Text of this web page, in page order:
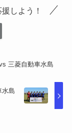
しよう！
三菱自動車水島
水島